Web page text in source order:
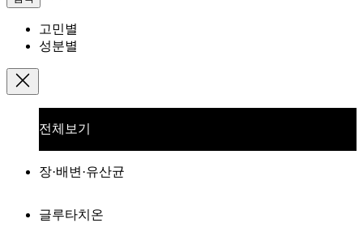
고민별
성분별
전체보기
장·배변·유산균
글루타치온